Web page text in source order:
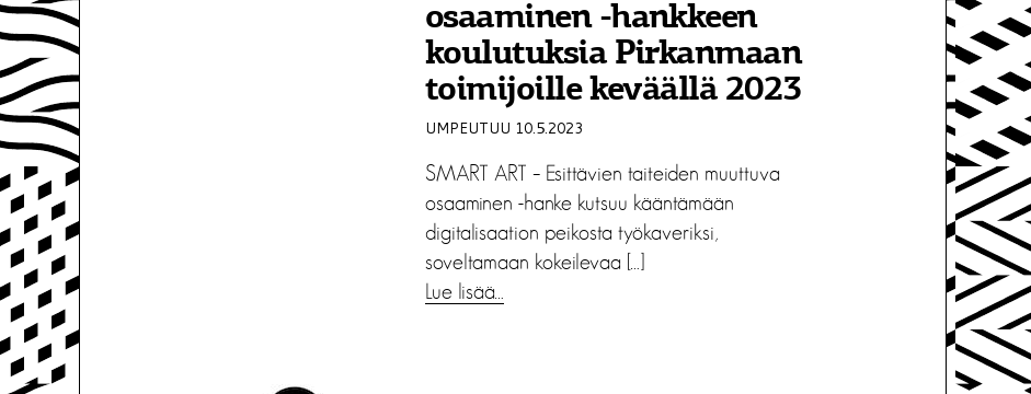
osaaminen -hankkeen
koulutuksia Pirkanmaan
toimijoille keväällä 2023
UMPEUTUU 10.5.2023
SMART ART – Esittävien taiteiden muuttuva
osaaminen -hanke kutsuu kääntämään
digitalisaation peikosta työkaveriksi,
soveltamaan kokeilevaa […]
Lue lisää…